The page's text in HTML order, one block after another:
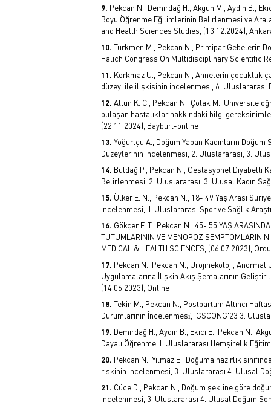
Pekcan N., Demirdağ H., Akgün M., Aydın B.,
Boyu Öğrenme Eğilimlerinin Belirlenmesi ve
and Health Sciences Studies, (13.12.2024),
Türkmen M., Pekcan N., Primipar Gebelerin
Halich Congress On Multidisciplinary Scientific
Korkmaz Ü., Pekcan N., Annelerin çocukluk
düzeyi ile ilişkisinin incelenmesi, 6. Uluslararası
Altun K. C., Pekcan N., Çolak M., Üniversite
bulaşan hastalıklar hakkındaki bilgi
(22.11.2024), Bayburt-online
Yoğurtçu A., Doğum Yapan Kadınların
Düzeylerinin İncelenmesi, 2. Uluslararası, 3.
Buldağ P., Pekcan N., Gestasyonel Diyabetli
Belirlenmesi, 2. Uluslararası, 3. Ulusal Kadın
Ülker E. N., Pekcan N., 18- 49 Yaş Arası
İncelenmesi, II. Uluslararası Spor ve Sağlık
Gökçer F. T., Pekcan N., 45- 55 YAŞ
TUTUMLARININ VE MENOPOZ
MEDICAL & HEALTH SCIENCES, (06.07.2023),
Pekcan N., Pekcan N., Ürojinekoloji, Anormal
Uygulamalarına İlişkin Akış Şemalarının
(14.06.2023), Online
Tekin M., Pekcan N., Postpartum Altıncı
Durumlarının İncelenmesı̇, IGSCONG'23 3.
Demirdağ H., Aydın B., Ekici E., Pekcan N.,
Dayalı Öğrenme, I. Uluslararası Hemşirelik
Pekcan N., Yılmaz E., Doğuma hazırlık
riskinin incelenmesi, 3. Uluslararası 4. Ulusal
Cüce D., Pekcan N., Doğum şekline göre
incelenmesi, 3. Uluslararası 4. Ulusal Doğum